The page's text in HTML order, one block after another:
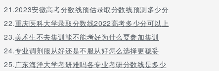
21.2023安徽高考分数线预估录取分数线预测多少分
22.重庆医科大学录取分数线2022高考多少分可以上
23.美术生不去集训能不能考好为什么要参加集训
24.专业调剂服从好还是不服从好怎么选择更稳妥
25.广东海洋大学考研难吗各专业考研分数线是多少